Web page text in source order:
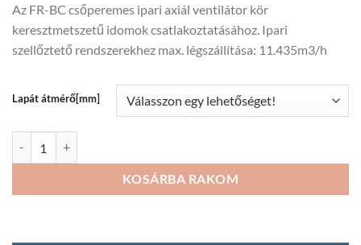
51
594Ft
through
156Ft
Az FR-BC csőperemes ipari axiál ventilátor kör
keresztmetszetű idomok csatlakoztatásához. Ipari
szellőztető rendszerekhez max. légszállítása: 11.435m3/h
Lapát átmérő[mm]
KOSÁRBA RAKOM